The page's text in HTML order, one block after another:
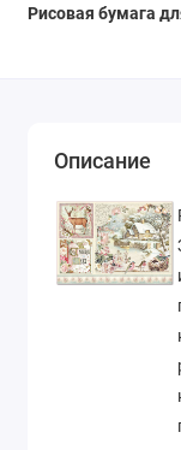
Рисовая бумага
Описание